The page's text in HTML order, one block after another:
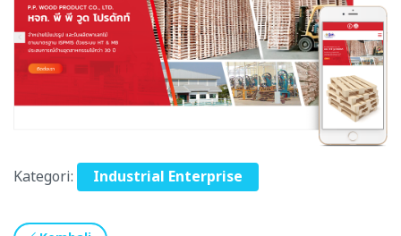
Kategori: Industrial Enterprise